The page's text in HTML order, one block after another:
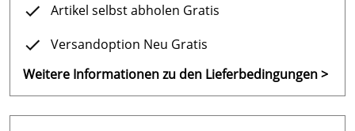
Artikel selbst abholen Gratis
Versandoption Neu Gratis
Weitere Informationen zu den Lieferbedingungen >